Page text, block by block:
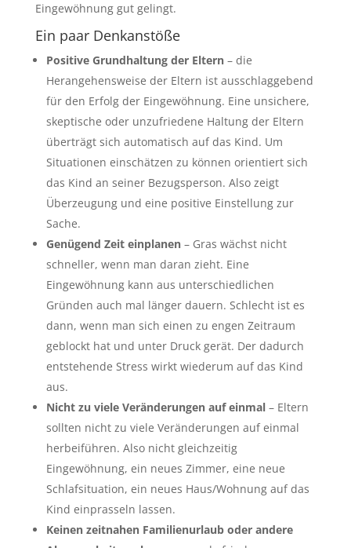
Eingewöhnung gut gelingt.
Ein paar Denkanstöße
Positive Grundhaltung der Eltern– die
Herangehensweise der Eltern ist ausschlaggebend
für den Erfolg der Eingewöhnung. Eine unsichere,
skeptische oder unzufriedene Haltung der Eltern
überträgt sich automatisch auf das Kind. Um
Situationen einschätzen zu können orientiert sich
das Kind an seiner Bezugsperson. Also zeigt
Überzeugung und eine positive Einstellung zur
Sache.
Genügend Zeit einplanen– Gras wächst nicht
schneller, wenn man daran zieht. Eine
Eingewöhnung kann aus unterschiedlichen
Gründen auch mal länger dauern. Schlecht ist es
dann, wenn man sich einen zu engen Zeitraum
geblockt hat und unter Druck gerät. Der dadurch
entstehende Stress wirkt wiederum auf das Kind
aus.
Nicht zu viele Veränderungen auf einmal– Eltern
sollten nicht zu viele Veränderungen auf einmal
herbeiführen. Also nicht gleichzeitig
Eingewöhnung, ein neues Zimmer, eine neue
Schlafsituation, ein neues Haus/Wohnung auf das
Kind einprasseln lassen.
Keinen zeitnahen Familienurlaub oder andere